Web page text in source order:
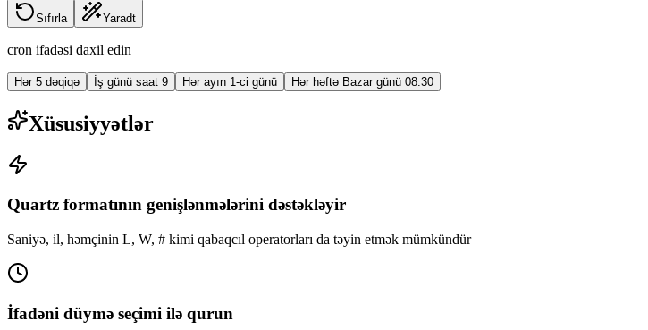
Sıfırla Yaradt
cron ifadəsi daxil edin
Hər 5 dəqiqə İş günü saat 9 Hər ayın 1-ci günü Hər həftə Bazar günü 08:30
Xüsusiyyətlər
Quartz formatının genişlənmələrini dəstəkləyir
Saniyə, il, həmçinin L, W, # kimi qabaqcıl operatorları da təyin etmək mümkündür
İfadəni düymə seçimi ilə qurun